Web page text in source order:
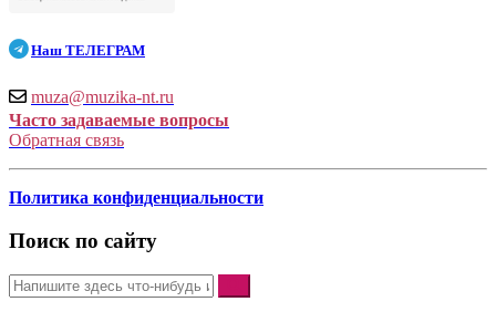
Наш ТЕЛЕГРАМ
muza@muzika-nt.ru
Часто задаваемые вопросы
Обратная связь
Политика конфиденциальности
Поиск по сайту